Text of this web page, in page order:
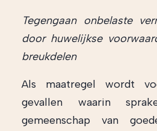
Tegengaan onbelaste
door huwelijkse
breukdelen
Als maatregel wordt
gevallen waarin
gemeenschap van